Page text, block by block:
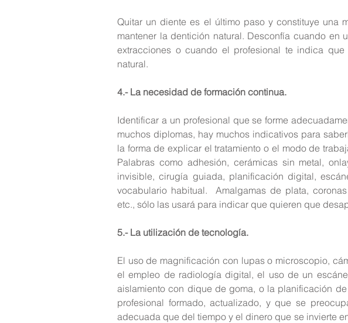
Quitar un diente es el último paso y constituye una
mantener la dentición natural. Desconfía cuando en
extracciones o cuando el profesional te indica
natural.
4.- La necesidad de formación continua.
Identificar a un profesional que se forme
muchos diplomas, hay muchos indicativos para
la forma de explicar el tratamiento o el modo de
Palabras como adhesión, cerámicas sin metal,
invisible, cirugía guiada, planificación digital,
vocabulario habitual.  Amalgamas de plata,
etc., sólo las usará para indicar que quieren que
5.- La utilización de tecnología.
El uso de magnificación con lupas o microscopio,
el empleo de radiología digital, el uso de un
aislamiento con dique de goma, o la planificación
profesional formado, actualizado, y que se
adecuada que del tiempo y el dinero que se invierte